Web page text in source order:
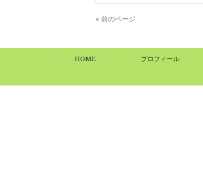
« 前のページ
HOME プロフィール